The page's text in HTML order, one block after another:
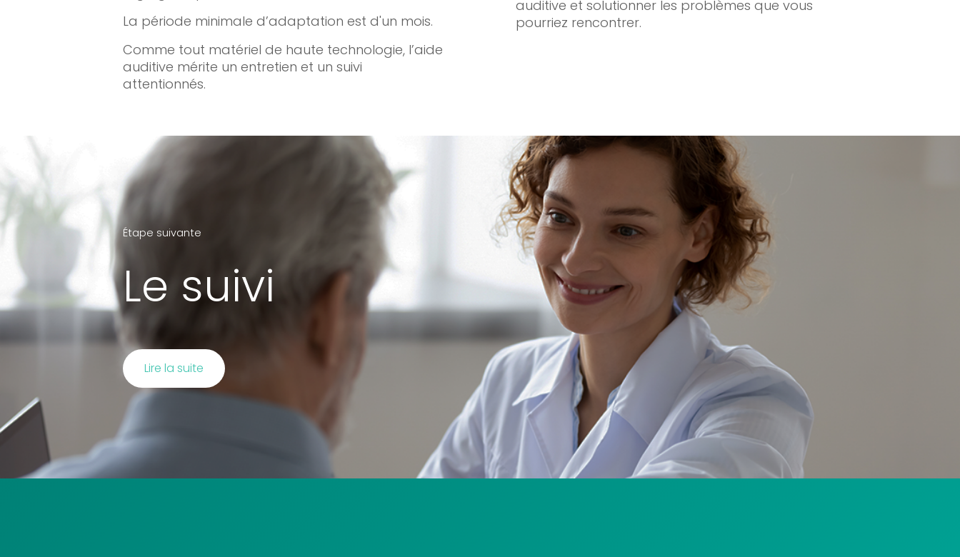
La période minimale d’adaptation est d'un mois.
Comme tout matériel de haute technologie, l’aide
auditive mérite un entretien et un suivi
attentionnés.
auditive et solutionner les problèmes que vous
pourriez rencontrer.
Étape suivante
Le suivi
Lire la suite